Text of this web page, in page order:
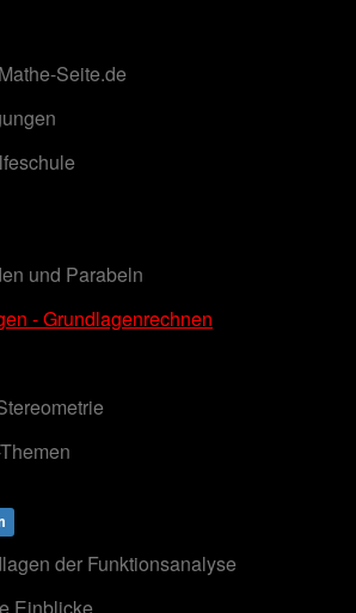
Seite.de
und Parabeln
- Grundlagenrechnen
der Funktionsanalyse